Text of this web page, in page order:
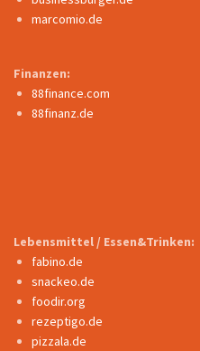
marcomio.de
Finanzen:
88finance.com
88finanz.de
Lebensmittel / Essen&Trinken:
fabino.de
snackeo.de
foodir.org
rezeptigo.de
pizzala.de